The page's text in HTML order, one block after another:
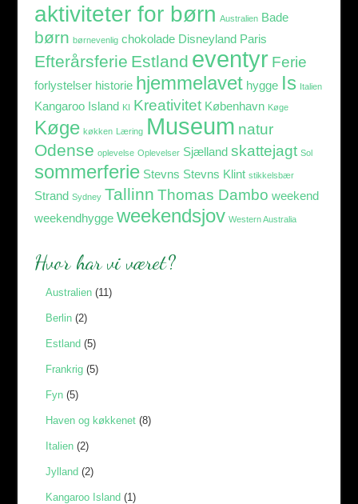
aktiviteter for børn Australien Bade
børn børnevenlig chokolade Disneyland Paris
Efterårsferie Estland eventyr Ferie
forlystelser historie hjemmelavet hygge Is Italien
Kangaroo Island KI Kreativitet København Køge
Køge køkken Læring Museum natur
Odense oplevelse Oplevelser Sjælland skattejagt Sol
sommerferie Stevns Stevns Klint stikkelsbær
Strand Sydney Tallinn Thomas Dambo weekend
weekendhygge weekendsjov Western Australia
Hvor har vi været?
Australien(11)
Berlin(2)
Estland (5)
Frankrig(5)
Fyn(5)
Haven og køkkenet(8)
Italien(2)
Jylland (2)
Kangaroo Island (1)